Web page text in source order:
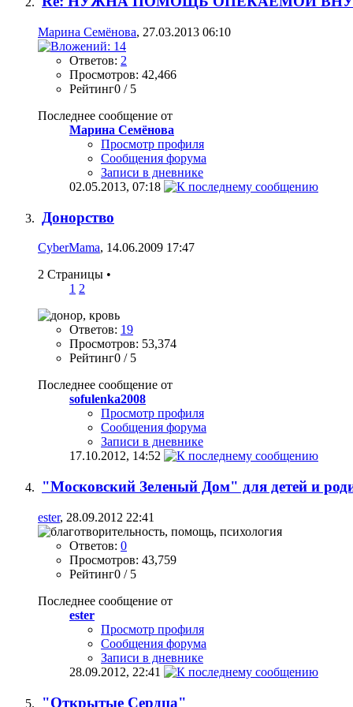
Марина Семёнова, 27.03.2013 06:10
Ответов: 2
Просмотров: 42,466
Рейтинг0 / 5
Последнее сообщение от
Марина Семёнова
Просмотр профиля
Сообщения форума
Записи в дневнике
02.05.2013, 07:18
Донорство
CyberMama, 14.06.2009 17:47
2 Страницы •
1 2
Ответов: 19
Просмотров: 53,374
Рейтинг0 / 5
Последнее сообщение от
sofulenka2008
Просмотр профиля
Сообщения форума
Записи в дневнике
17.10.2012, 14:52
"Московский Зеленый Дом" для детей и
ester, 28.09.2012 22:41
Ответов: 0
Просмотров: 43,759
Рейтинг0 / 5
Последнее сообщение от
ester
Просмотр профиля
Сообщения форума
Записи в дневнике
28.09.2012, 22:41
"Открытые Сердца"